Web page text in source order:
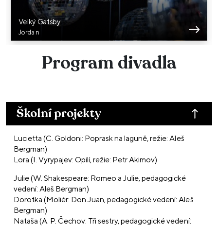
Školní projekty
Lucietta (C. Goldoni: Poprask na laguně, režie: Aleš
Bergman)
Lora (I. Vyrypajev: Opilí, režie: Petr Akimov)
Julie (W. Shakespeare: Romeo a Julie, pedagogické
vedení: Aleš Bergman)
Dorotka (Moliér: Don Juan, pedagogické vedení: Aleš
Bergman)
Nataša (A. P. Čechov: Tři sestry, pedagogické vedení:
Velký Gatsby
Jordan
Program divadla